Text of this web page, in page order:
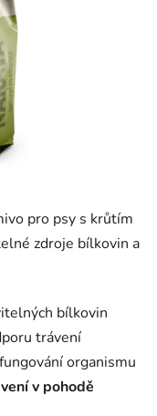
pro psy s krůtím
zdroje bílkovin a
bílkovin
trávení
organismu
v pohodě